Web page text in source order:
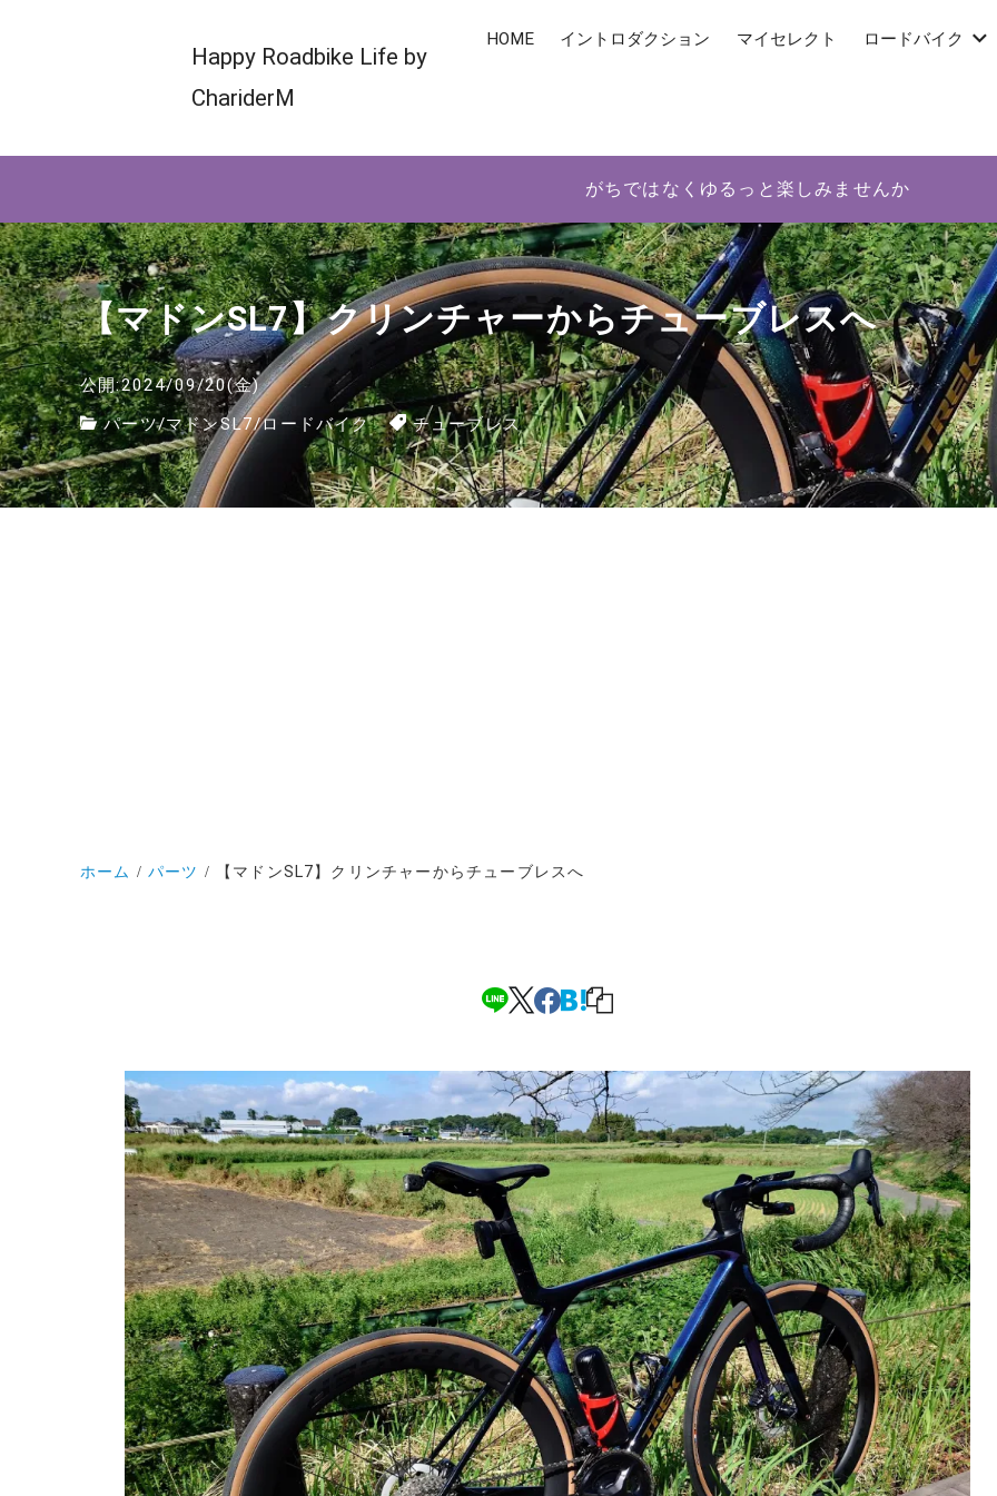
Happy Roadbike Life by
ChariderM
HOME イントロダクション マイセレクト ロードバイク
がちではなくゆるっと楽しみませんか
【マドンSL7】クリンチャーからチューブレスへ
公開:2024/09/20(金)
パーツ/マドンSL7/ロードバイク チューブレス
ホーム パーツ 【マドンSL7】クリンチャーからチューブレスへ